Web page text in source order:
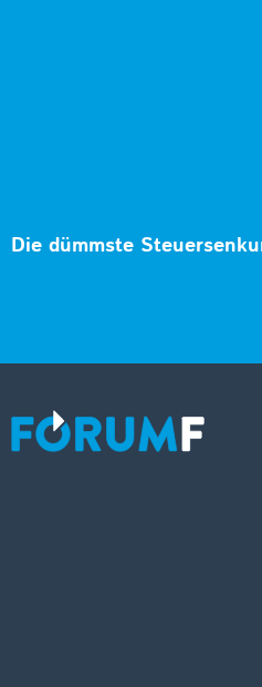
Die dümmste